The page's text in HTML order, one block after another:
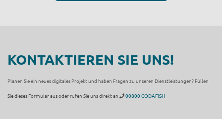
KONTAKTIEREN SIE UNS!
Planen Sie ein neues digitales Projekt und haben Fragen zu unseren Dienstleistungen? Füllen
Sie dieses Formular aus oder rufen Sie uns direkt an 00800 CODAFISH